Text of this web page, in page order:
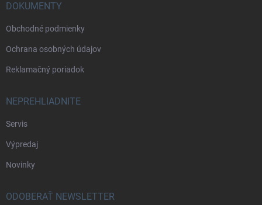
DOKUMENTY
Obchodné podmienky
Ochrana osobných údajov
Reklamačný poriadok
NEPREHLIADNITE
Servis
Výpredaj
Novinky
ODOBERAŤ NEWSLETTER